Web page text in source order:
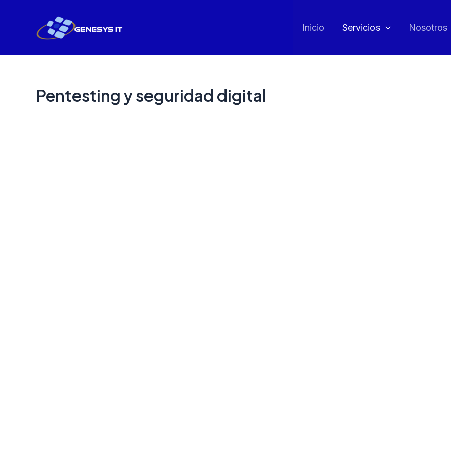
Inicio Servicios Nosotros
Pentesting y seguridad digital